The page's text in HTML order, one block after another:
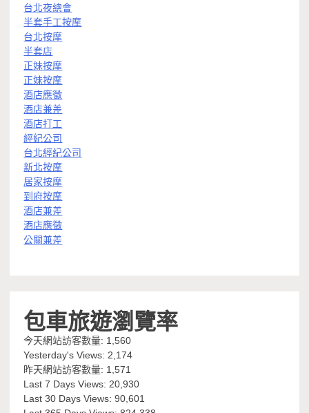
台北夜總會
半套手工按摩
台北按摩
半套店
正妹按摩
正妹按摩
酒店應徵
酒店兼差
酒店打工
經紀公司
台北經紀公司
新北按摩
居家按摩
到府按摩
酒店兼差
酒店應徵
公關兼差
包車旅遊瀏覽率
今天網站訪客數量: 1,560
Yesterday's Views:2,174
昨天網站訪客數量: 1,571
Last 7 Days Views:20,930
Last 30 Days Views:90,601